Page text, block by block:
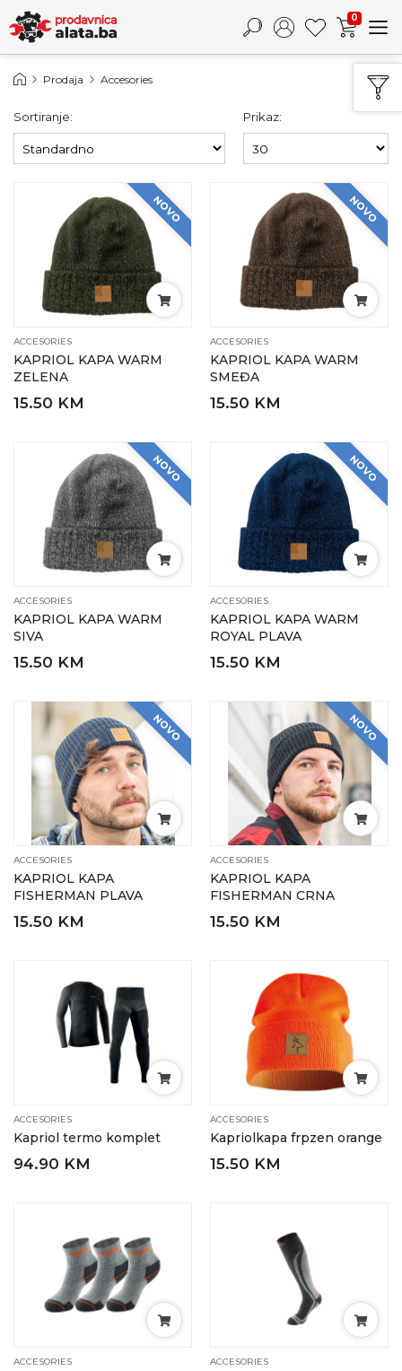
0
Prodaja Accesories
Sortiranje: Prikaz:
NOVO
ACCESORIES
KAPRIOL KAPA WARM
ZELENA
15.50 KM
NOVO
ACCESORIES
KAPRIOL KAPA WARM
SMEĐA
15.50 KM
NOVO
ACCESORIES
KAPRIOL KAPA WARM
SIVA
15.50 KM
NOVO
ACCESORIES
KAPRIOL KAPA WARM
ROYAL PLAVA
15.50 KM
NOVO
ACCESORIES
KAPRIOL KAPA
FISHERMAN PLAVA
15.50 KM
NOVO
ACCESORIES
KAPRIOL KAPA
FISHERMAN CRNA
15.50 KM
ACCESORIES
Kapriol termo komplet
94.90 KM
ACCESORIES
Kapriolkapa frpzen orange
15.50 KM
ACCESORIES ACCESORIES